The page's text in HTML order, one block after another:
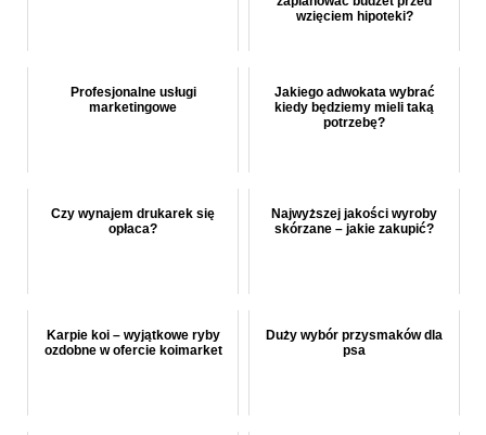
wzięciem hipoteki?
Profesjonalne usługi
marketingowe
Jakiego adwokata wybrać
kiedy będziemy mieli taką
potrzebę?
Czy wynajem drukarek się
opłaca?
Najwyższej jakości wyroby
skórzane – jakie zakupić?
Karpie koi – wyjątkowe ryby
ozdobne w ofercie koimarket
Duży wybór przysmaków dla
psa